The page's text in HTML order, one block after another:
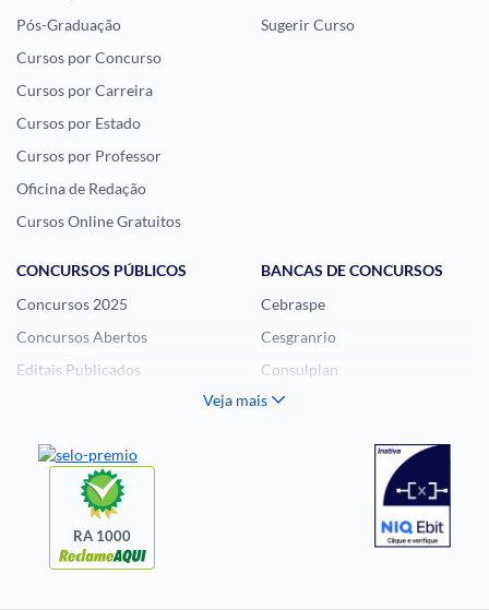
Pós-Graduação
Cursos por Concurso
Cursos por Carreira
Cursos por Estado
Cursos por Professor
Oficina de Redação
Cursos Online Gratuitos
Sugerir Curso
CONCURSOS PÚBLICOS
Concursos 2025
Concursos Abertos
Editais Publicados
Questões de Concurso
BANCAS DE CONCURSOS
Cebraspe
Cesgranrio
Consulplan
FCC
Veja mais
RA 1000